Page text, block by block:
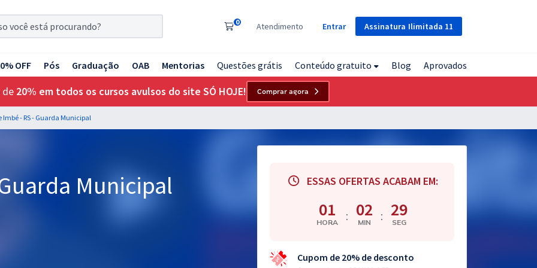
Assinatura Ilimitada 11
0 Atendimento Entrar
OFF Pós Graduação OAB Mentorias Questões grátis Conteúdo gratuito Blog Aprovados
de 20% em todos os cursos avulsos do site SÓ HOJE! Comprar agora
Imbé - RS - Guarda Municipal
Municipal ESSAS OFERTAS ACABAM EM:
01
HORA : 02
MIN : 28
SEG
Cupom de 20% de desconto